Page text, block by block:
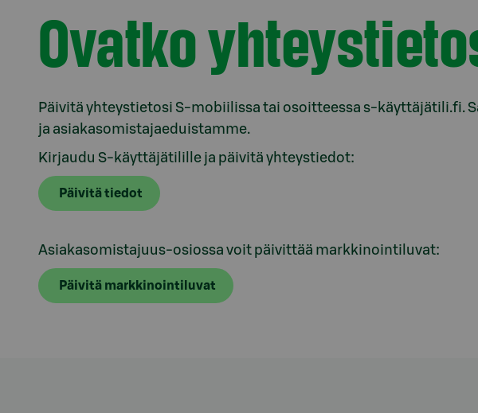
Ovatko
Päivitä yhteystietosi S-mobiilissa tai osoitteessa s-käyttäjätili.fi.
ja asiakasomistajaeduistamme.
Kirjaudu S-käyttäjätilille ja päivitä yhteystiedot:
Päivitä tiedot
Asiakasomistajuus-osiossa voit päivittää markkinointiluvat:
Päivitä markkinointiluvat